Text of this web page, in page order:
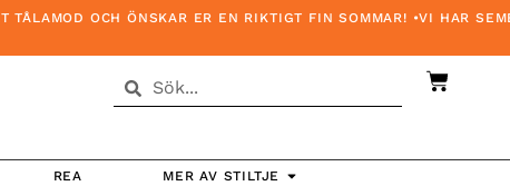
OCH ÖNSKAR ER EN RIKTIGT FIN SOMMAR! •VI HAR
REA MER AV STILTJE